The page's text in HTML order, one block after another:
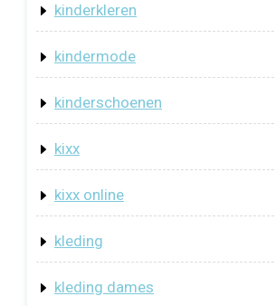
kinderkleren
kindermode
kinderschoenen
kixx
kixx online
kleding
kleding dames